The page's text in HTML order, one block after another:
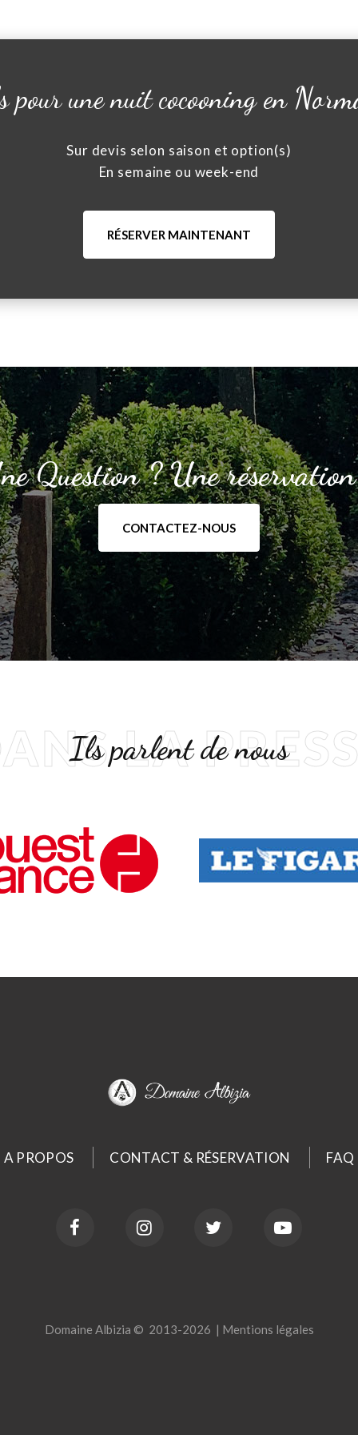
pour une nuit cocooning en
Sur devis selon saison et option(s)
En semaine ou week-end
RÉSERVER MAINTENANT
Question ? Une
CONTACTEZ-NOUS
Ils parlent de nous
LA
A PROPOS CONTACT & RÉSERVATION FAQ
Domaine Albizia © 2013-2026 | Mentions légales